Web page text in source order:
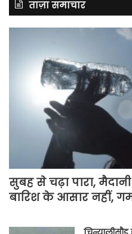
ताज़ा समाचार
सुबह से चढ़ा पारा,
बारिश के आसार नहीं,